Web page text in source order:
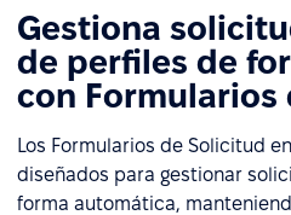
Gestiona
de perfiles de
con Formularios
Los Formularios de Solicitud
diseñados para gestionar
forma automática,